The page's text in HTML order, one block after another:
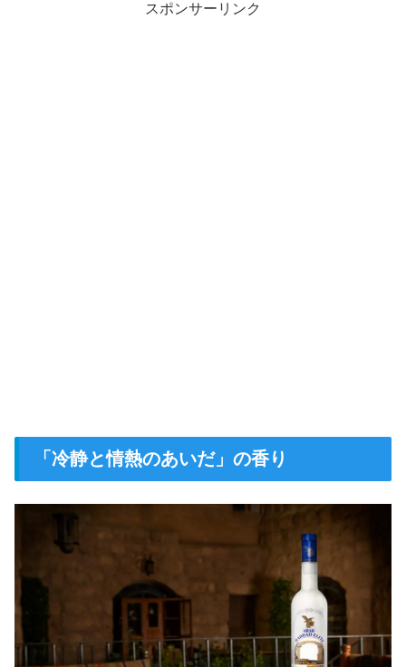
スポンサーリンク
「冷静と情熱のあいだ」の香り